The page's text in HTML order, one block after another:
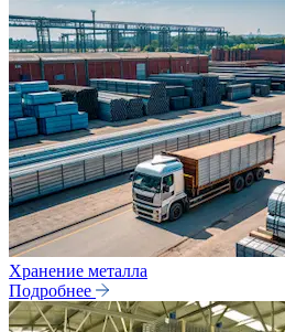
Хранение металла
Подробнее